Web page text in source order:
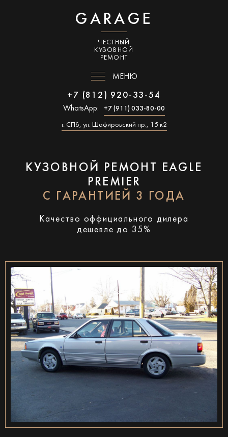
GARAGE
ЧЕСТНЫЙ
КУЗОВНОЙ
РЕМОНТ
МЕНЮ
+7 (812) 920-33-54
WhatsApp: +7 (911) 033-80-00
г. СПб, ул. Шафировский пр., 15 к2
КУЗОВНОЙ РЕМОНТ EAGLE
PREMIER
С ГАРАНТИЕЙ 3 ГОДА
Качество оффициального дилера
дешевле до 35%